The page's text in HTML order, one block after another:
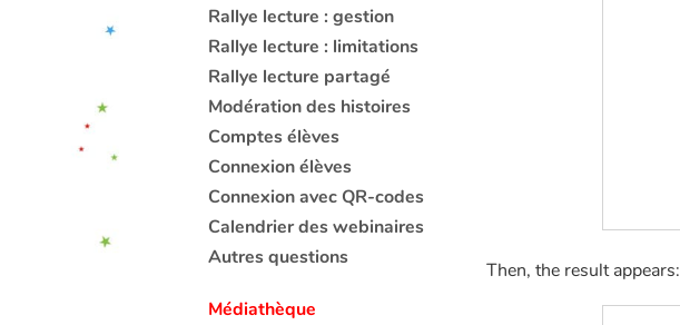
Rallye lecture : gestion
Rallye lecture : limitations
Rallye lecture partagé
Modération des histoires
Comptes élèves
Connexion élèves
Connexion avec QR-codes
Calendrier des webinaires
Autres questions
Médiathèque
Then, the result appears: